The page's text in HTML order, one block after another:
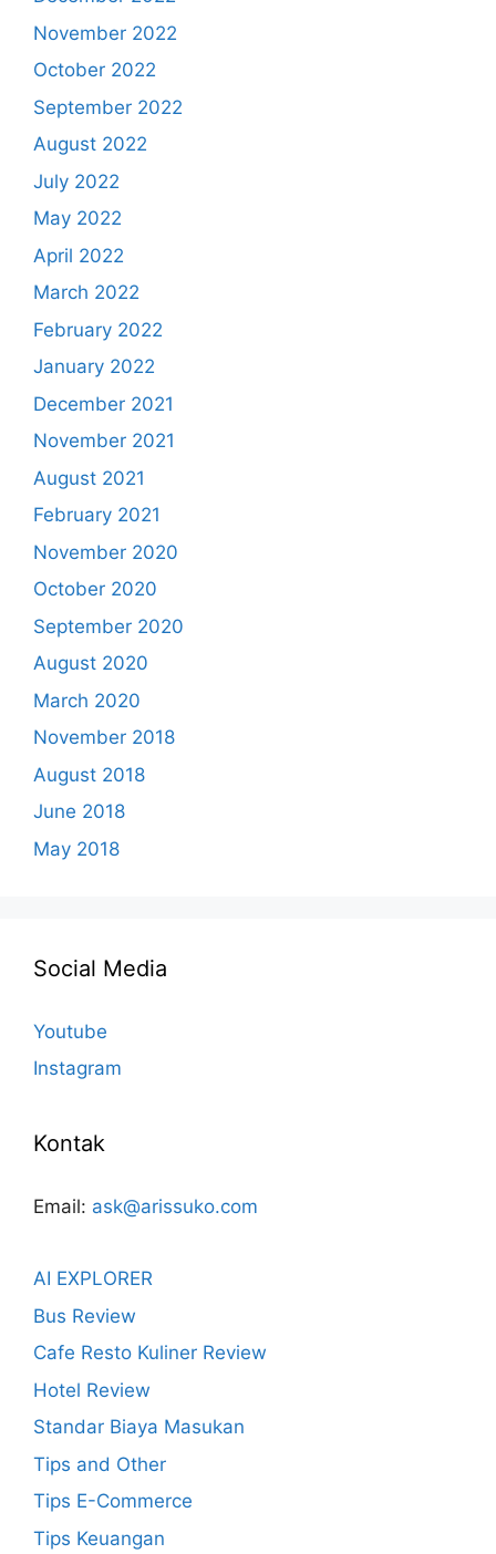
November 2022
October 2022
September 2022
August 2022
July 2022
May 2022
April 2022
March 2022
February 2022
January 2022
December 2021
November 2021
August 2021
February 2021
November 2020
October 2020
September 2020
August 2020
March 2020
November 2018
August 2018
June 2018
May 2018
Social Media
Youtube
Instagram
Kontak
Email: ask@arissuko.com
AI EXPLORER
Bus Review
Cafe Resto Kuliner Review
Hotel Review
Standar Biaya Masukan
Tips and Other
Tips E-Commerce
Tips Keuangan